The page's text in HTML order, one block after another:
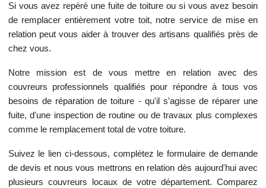
Si vous avez repéré une fuite de toiture ou si vous avez besoin
de remplacer entièrement votre toit, notre service de mise en
relation peut vous aider à trouver des artisans qualifiés près de
chez vous.
Notre mission est de vous mettre en relation avec des
couvreurs professionnels qualifiés pour répondre à tous vos
besoins de réparation de toiture - qu'il s'agisse de réparer une
fuite, d'une inspection de routine ou de travaux plus complexes
comme le remplacement total de votre toiture.
Suivez le lien ci-dessous, complétez le formulaire de demande
de devis et nous vous mettrons en relation dès aujourd'hui avec
plusieurs couvreurs locaux de votre département. Comparez